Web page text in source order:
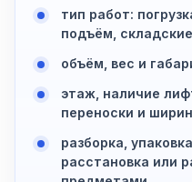
тип работ:
подъём,
объём, вес и
этаж, наличие
переноски и
разборка,
расстановка или